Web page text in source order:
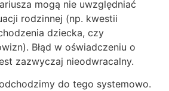
mogą nie uwzględniać
rodzinnej (np. kwestii
dziecka, czy
Błąd w oświadczeniu o
zazwyczaj nieodwracalny.
do tego systemowo.